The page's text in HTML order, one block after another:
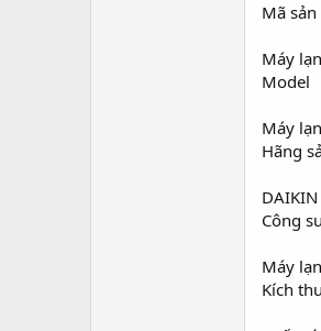
Mã
Máy
Model
Máy
Hãng
DAIKIN
Công
Máy
Kích